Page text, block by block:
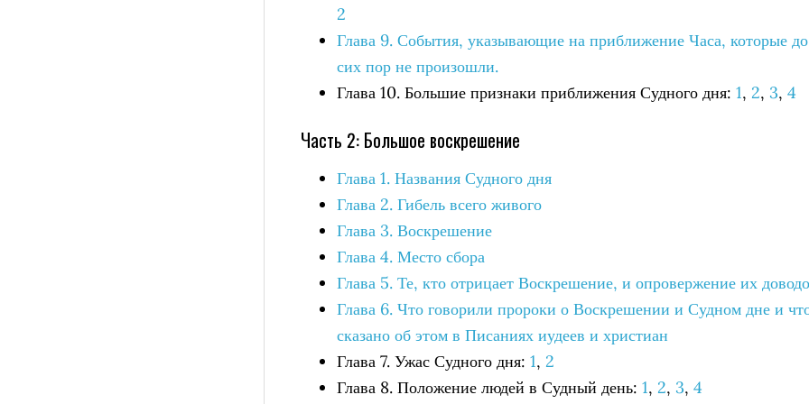
2
Глава 9. События, указывающие на приближение Часа, которые до
сих пор не произошли.
Глава 10. Большие признаки приближения Судного дня: 1, 2, 3, 4
Часть 2: Большое воскрешение
Глава 1. Названия Судного дня
Глава 2. Гибель всего живого
Глава 3. Воскрешение
Глава 4. Место сбора
Глава 5. Те, кто отрицает Воскрешение, и опровержение их
Глава 6. Что говорили пророки о Воскрешении и Судном дне и
сказано об этом в Писаниях иудеев и христиан
Глава 7. Ужас Судного дня: 1, 2
Глава 8. Положение людей в Судный день: 1, 2, 3, 4